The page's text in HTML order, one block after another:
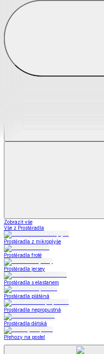
Prostěradla
Zobrazit vše
Vše z Prostěradla
Prostěradla z mikroplyše
Prostěradla froté
Prostěradla jersey
Prostěradla s elastanem
Prostěradla plátěná
Prostěradla nepropustná
Prostěradla dětská
Přehozy na postel